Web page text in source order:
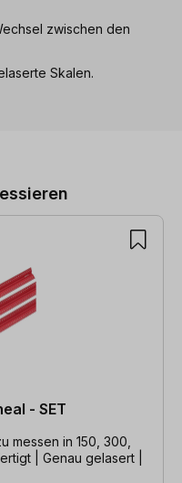
zwischen den
Skalen.
- SET
messen in 150, 300,
| Genau gelasert |